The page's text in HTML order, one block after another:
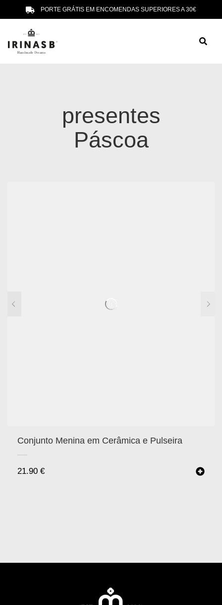
PORTE GRÁTIS EM ENCOMENDAS SUPERIORES A 30€
presentes
Páscoa
Conjunto Menina em Cerâmica e Pulseira
21.90 €